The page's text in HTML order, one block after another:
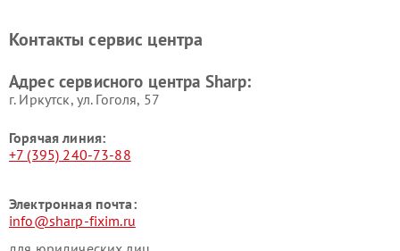
Контакты сервис центра
Адрес сервисного центра Sharp:
г. Иркутск, ул. ​Гоголя, 57
Горячая линия:
+7 (395) 240-73-88
Электронная почта:
info@sharp-fixim.ru